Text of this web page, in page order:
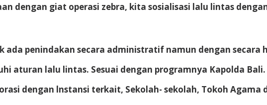
dengan giat operasi zebra, kita sosialisasi lalu lintas
penindakan secara administratif namun dengan secara
aturan lalu lintas. Sesuai dengan programnya Kapolda Bali.
dengan lnstansi terkait, Sekolah- sekolah, Tokoh Agama